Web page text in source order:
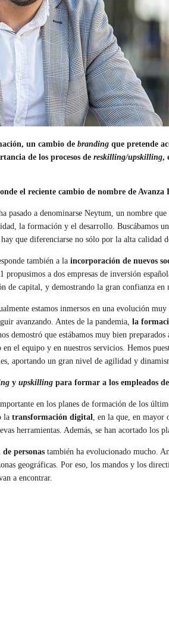
un cambio de branding que pretende
de los procesos de reskilling/upskilling,
el reciente cambio de nombre de Avanza
pasado a denominarse Neytum, un nombre
la formación y el desarrollo. Buscábamos
que diferenciarse no sólo por la alta calidad
también a la incorporación de nuevos
propusimos a dos empresas de inversión
de capital, y demostrando la gran confianza en
estamos inmersos en una evolución
avanzando. Antes de la pandemia, la
demostró que estábamos muy bien
en el equipo y en nuestros servicios. Hemos
aportando un gran nivel de agilidad y
y upskilling para formar a los empleados
en los planes de formación de los
la transformación digital
, en la que, en
herramientas. Además, se han acortado los
personas también ha evolucionado mucho.
geográficas. Por eso, los mandos y los
a encontrar.